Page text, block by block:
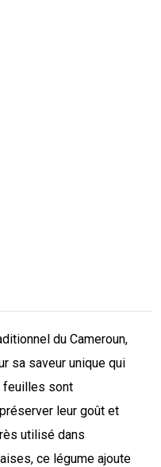
du Cameroun,
sa saveur unique qui
feuilles sont
leur goût et
utilisé dans
ce légume ajoute